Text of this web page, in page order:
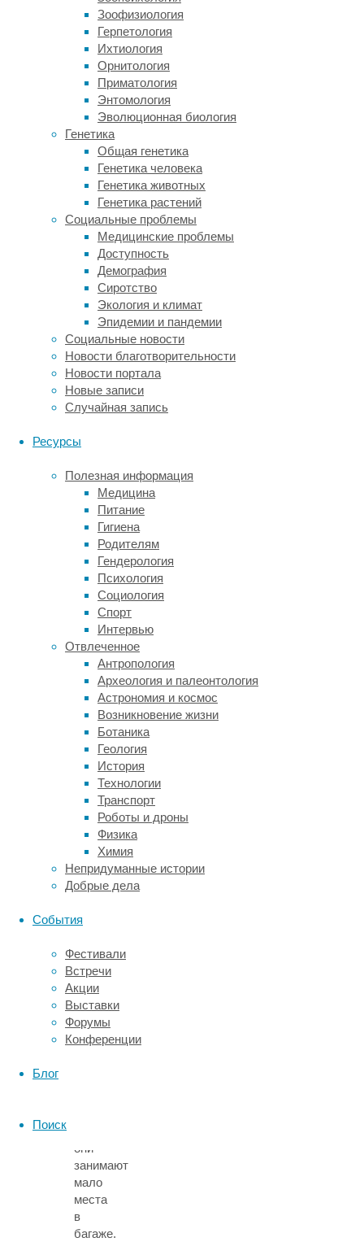
Зоофизиология
Герпетология
Ихтиология
Орнитология
Приматология
Энтомология
Эволюционная биология
Генетика
Общая генетика
Генетика человека
Генетика животных
Генетика растений
Социальные проблемы
Медицинские проблемы
Доступность
Демография
Сиротство
Экология и климат
Эпидемии и пандемии
Социальные новости
Новости благотворительности
Новости портала
Новые записи
Случайная запись
Ресурсы
Полезная информация
Медицина
Питание
Гигиена
Родителям
Гендерология
Психология
Социология
Спорт
Интервью
Отвлеченное
Антропология
Археология и палеонтология
Астрономия и космос
Возникновение жизни
Ботаника
Геология
История
Технологии
Транспорт
Роботы и дроны
Физика
Химия
Непридуманные истории
Добрые дела
События
Фестивали
Встречи
Акции
Выставки
Форумы
Конференции
Блог
Поиск
борде
можно
любом
водоеме:
небольшого
моря.
Тихая
речная
станет
идеальным
местом
водной
прогулки
сап
бурная
река
профессиональных
спортсменов-
экстремалов.
Сап
борд
отличается
от
своего
старшего
брата
серфа
размерами.
Он
более
длинный
широкий.
Такая
доска
устойчива
на
воде,
что
дает
уверенно
веслом.
У
поклонников
активного
отдыха
популярны
они
занимают
мало
места
в
багаже.